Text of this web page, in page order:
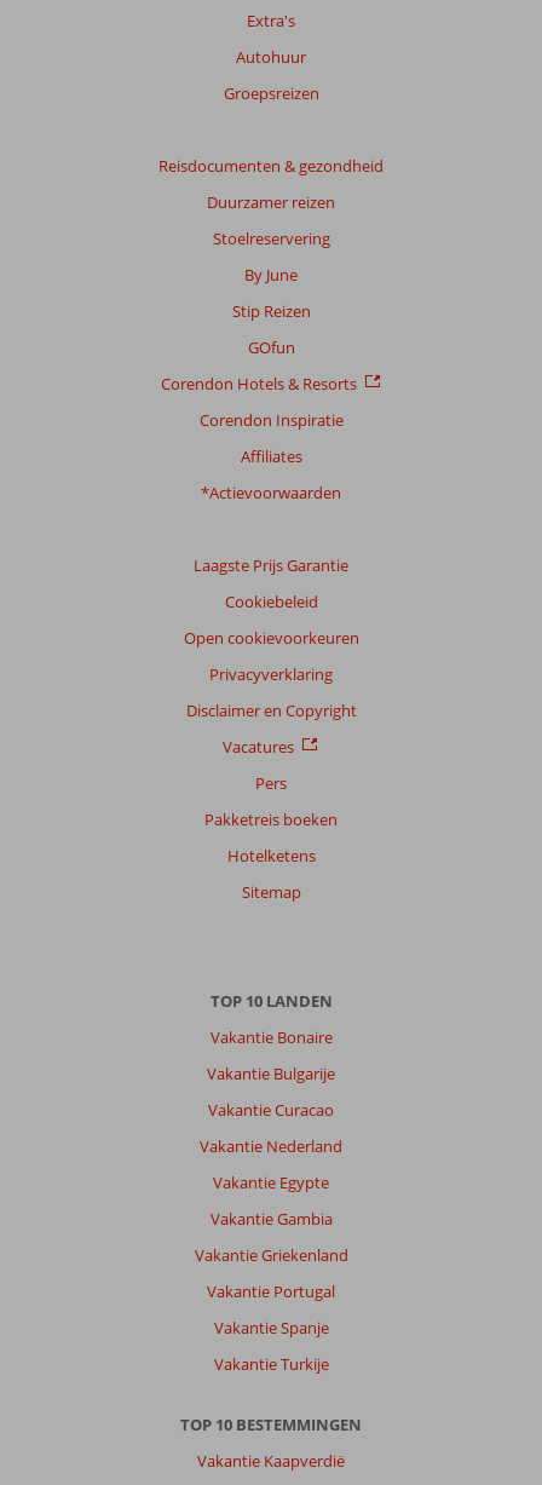
Extra's
Autohuur
Groepsreizen
Reisdocumenten & gezondheid
Duurzamer reizen
Stoelreservering
By June
Stip Reizen
GOfun
Corendon Hotels & Resorts
Corendon Inspiratie
Affiliates
*Actievoorwaarden
Laagste Prijs Garantie
Cookiebeleid
Open cookievoorkeuren
Privacyverklaring
Disclaimer en Copyright
Vacatures
Pers
Pakketreis boeken
Hotelketens
Sitemap
TOP 10 LANDEN
Vakantie Bonaire
Vakantie Bulgarije
Vakantie Curacao
Vakantie Nederland
Vakantie Egypte
Vakantie Gambia
Vakantie Griekenland
Vakantie Portugal
Vakantie Spanje
Vakantie Turkije
TOP 10 BESTEMMINGEN
Vakantie Kaapverdië